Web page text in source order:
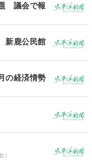
議会で報
鹿公民館
経済情勢
）